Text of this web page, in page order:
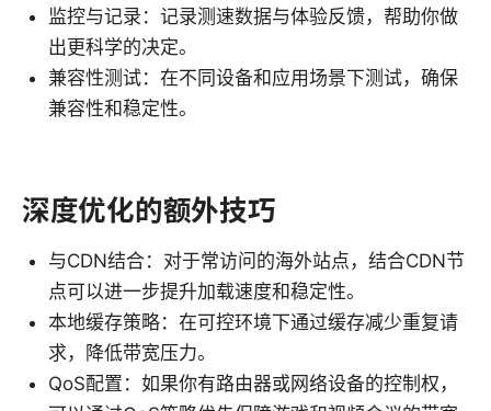
监控与记录：记录测速数据与体验反馈，帮助你做
出更科学的决定。
兼容性测试：在不同设备和应用场景下测试，确保
兼容性和稳定性。
深度优化的额外技巧
与CDN结合：对于常访问的海外站点，结合CDN节
点可以进一步提升加载速度和稳定性。
本地缓存策略：在可控环境下通过缓存减少重复请
求，降低带宽压力。
QoS配置：如果你有路由器或网络设备的控制权，